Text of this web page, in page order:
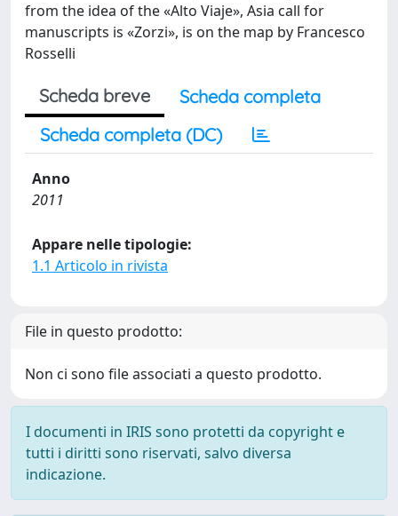
from the idea of the «Alto Viaje», Asia call for
manuscripts is «Zorzi», is on the map by Francesco
Rosselli
Scheda breve
Scheda completa
Scheda completa (DC)
Anno
2011
Appare nelle tipologie:
1.1 Articolo in rivista
File in questo prodotto:
Non ci sono file associati a questo prodotto.
I documenti in IRIS sono protetti da copyright e
tutti i diritti sono riservati, salvo diversa
indicazione.